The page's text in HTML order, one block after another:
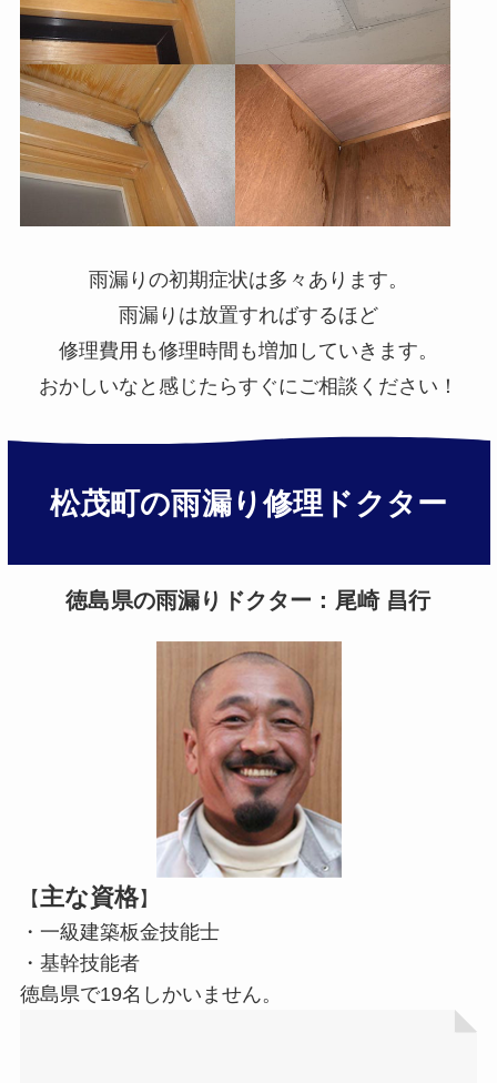
雨漏りの初期症状は多々あります。
雨漏りは放置すればするほど
修理費用も修理時間も増加していきます。
おかしいなと感じたらすぐにご相談ください！
松茂町の雨漏り修理ドクター
徳島県の雨漏りドクター：尾崎 昌行
【 主な資格】
・一級建築板金技能士
・基幹技能者
徳島県で19名しかいません。